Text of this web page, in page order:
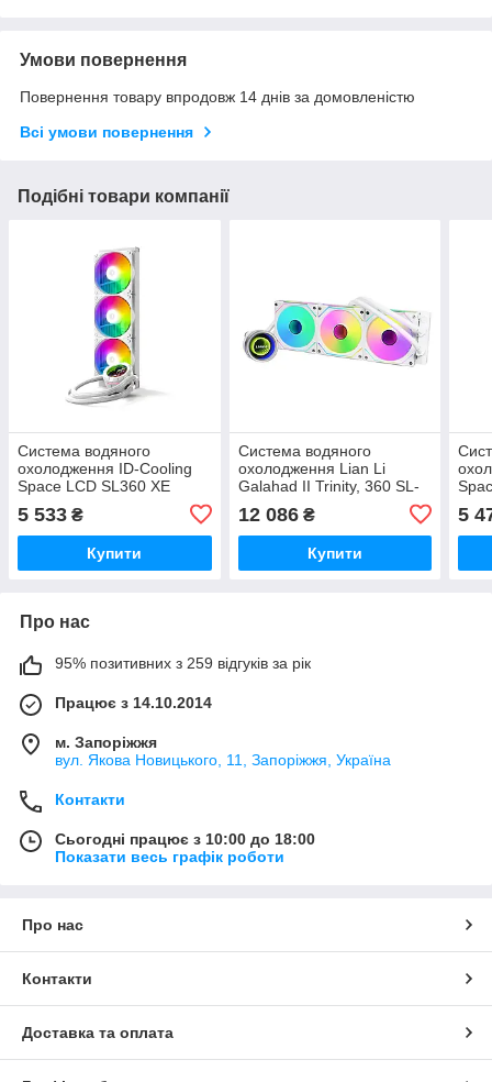
Умови повернення
Повернення товару впродовж 14 днів за домовленістю
Всі умови повернення
Подібні товари компанії
Система водяного
охолодження ID-Cooling
Space LCD SL360 XE
5 533 ₴
Купити
Система водяного
охолодження Lian Li
Galahad II Trinity, 360 SL-
(G89.GA2T36INW.00)
12 086₴
Купити
5
Про нас
95% позитивних з 259 відгуків за рік
Працює з 14.10.2014
м. Запоріжжя
вул. Якова Новицького, 11, Запоріжжя, Україна
Контакти
Сьогодні працює з 10:00 до 18:00
Показати весь графік роботи
Про нас
Контакти
Доставка та оплата